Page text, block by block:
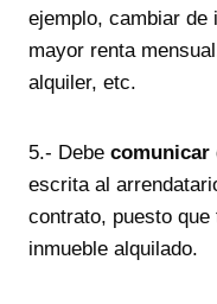
ejemplo, cambiar de
mayor renta
alquiler, etc.
5.- Debe comunicar
escrita al
contrato, puesto que
inmueble alquilado.